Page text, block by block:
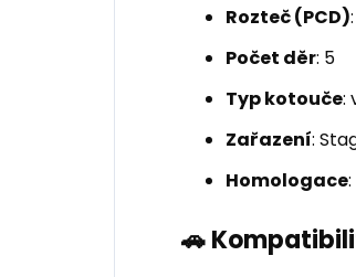
Rozteč (PCD)
Počet děr: 5
Typ kotouče:
Zařazení:
Homologace
🚗